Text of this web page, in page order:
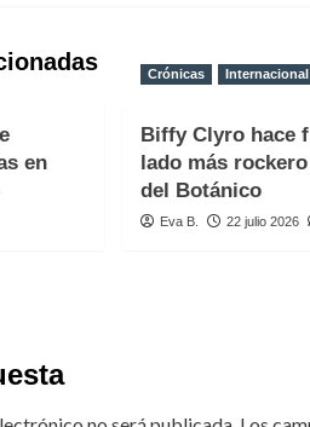
en
Crónicas Internacional
Biffy Clyro hace
lado más
del Botánico
Eva B. 22 julio 2026